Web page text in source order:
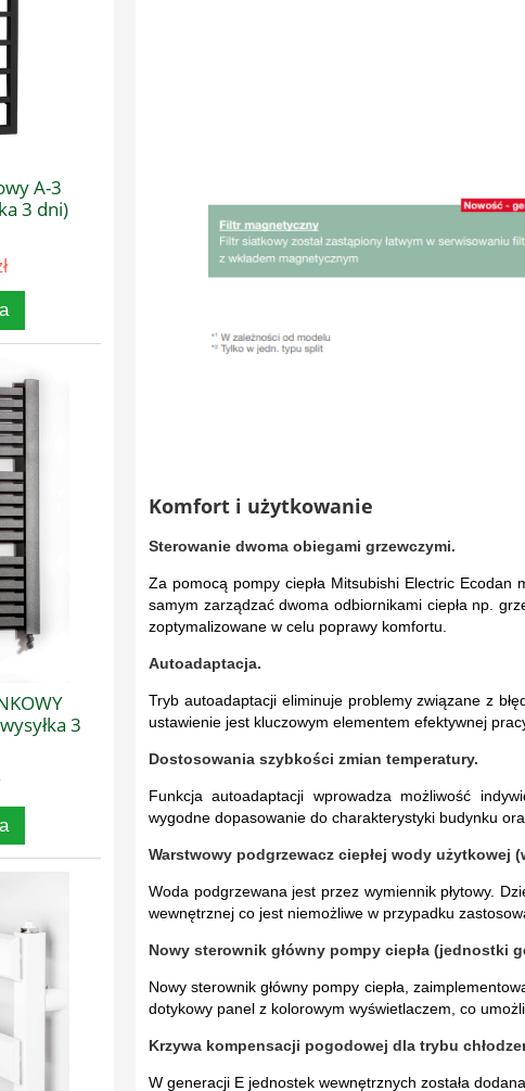
A-3
3 dni)
3
Komfort i użytkowanie
Sterowanie dwoma obiegami grzewczymi.
Za pomocą pompy ciepła Mitsubishi Electric
samym zarządzać dwoma odbiornikami ciepła np.
zoptymalizowane w celu poprawy komfortu.
Autoadaptacja.
Tryb autoadaptacji eliminuje problemy związane z
ustawienie jest kluczowym elementem efektywnej
Dostosowania szybkości zmian temperatury.
Funkcja autoadaptacji wprowadza możliwość
wygodne dopasowanie do charakterystyki budynku
Warstwowy podgrzewacz ciepłej wody użytkowej
Woda podgrzewana jest przez wymiennik płytowy.
wewnętrznej co jest niemożliwe w przypadku
Nowy sterownik główny pompy ciepła (jednostki
Nowy sterownik główny pompy ciepła,
dotykowy panel z kolorowym wyświetlaczem, co
Krzywa kompensacji pogodowej dla trybu
W generacji E jednostek wewnętrznych została